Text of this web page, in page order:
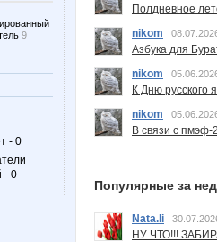
9
- 0
- 0
Полдневное
nikom
Азбука для
nikom
К Дню русского
nikom
В связи с пмэф-
Популярные за
Nata.li
НУ ЧТО!!!